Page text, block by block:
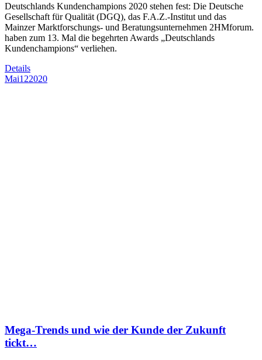
Deutschlands Kundenchampions 2020 stehen fest: Die Deutsche
Gesellschaft für Qualität (DGQ), das F.A.Z.-Institut und das
Mainzer Marktforschungs- und Beratungsunternehmen 2HMforum.
haben zum 13. Mal die begehrten Awards „Deutschlands
Kundenchampions“ verliehen.
Details
Mai122020
Mega-Trends und wie der Kunde der Zukunft
tickt…